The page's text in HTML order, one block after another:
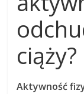
ciąży?
Aktywność